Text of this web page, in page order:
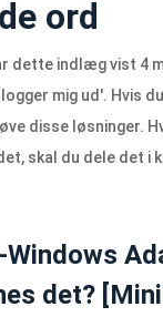
ord
dette indlæg vist 4
mig ud'. Hvis
disse løsninger.
skal du dele det i
Windows
det?